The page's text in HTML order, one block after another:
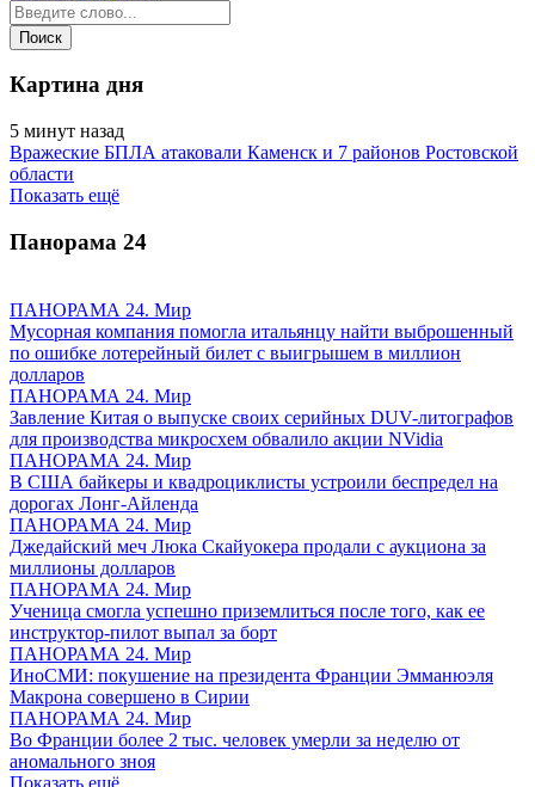
Картина дня
5 минут назад
Вражеские БПЛА атаковали Каменск и 7 районов Ростовской
области
Показать ещё
Панорама 24
ПАНОРАМА 24. Мир
Мусорная компания помогла итальянцу найти выброшенный
по ошибке лотерейный билет с выигрышем в миллион
долларов
ПАНОРАМА 24. Мир
Завление Китая о выпуске своих серийных DUV-литографов
для производства микросхем обвалило акции NVidia
ПАНОРАМА 24. Мир
В США байкеры и квадроциклисты устроили беспредел на
дорогах Лонг-Айленда
ПАНОРАМА 24. Мир
Джедайский меч Люка Скайуокера продали с аукциона за
миллионы долларов
ПАНОРАМА 24. Мир
Ученица смогла успешно приземлиться после того, как ее
инструктор-пилот выпал за борт
ПАНОРАМА 24. Мир
ИноСМИ: покушение на президента Франции Эмманюэля
Макрона совершено в Сирии
ПАНОРАМА 24. Мир
Во Франции более 2 тыс. человек умерли за неделю от
аномального зноя
Показать ещё